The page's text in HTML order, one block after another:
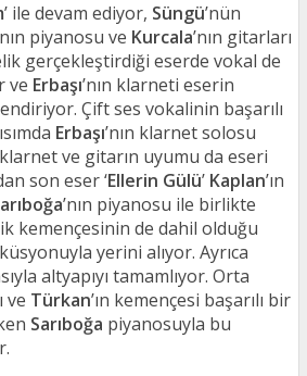
’ ile devam ediyor, Süngü’nün
piyanosu ve Kurcala’nın gitarları
gerçekleştirdiği eserde vokal de
ve Erbaşı’nın klarneti eserin
Çift ses vokalinin başarılı
Erbaşı’nın klarnet solosu
klarnet ve gitarın uyumu da eseri
son eser ‘Ellerin Gülü’ Kaplan’ın
’nın piyanosu ile birlikte
kemençesinin de dahil olduğu
yerini alıyor. Ayrıca
altyapıyı tamamlıyor. Orta
ve Türkan’ın kemençesi başarılı bir
Sarıboğa piyanosuyla bu